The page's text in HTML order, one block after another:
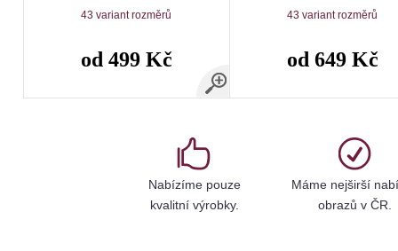
43 variant rozměrů
od 499 Kč
43 variant rozměrů
od 649 Kč
Nabízíme pouze
kvalitní výrobky.
Máme nejširší
obrazů v ČR.